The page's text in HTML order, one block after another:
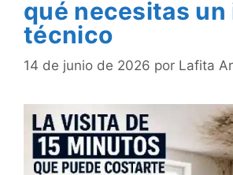
qué necesitas un
técnico
14 de junio de 2026 por Lafita